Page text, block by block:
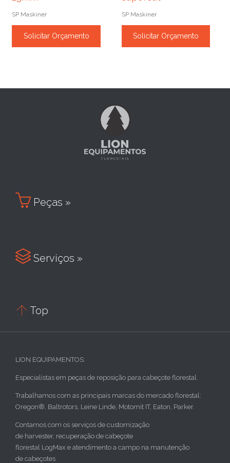
SP Maskiner
Solicitar Orçamento
SP Maskiner
Solicitar Orçamento
 Peças »
 Serviços »
 Top
LION EQUIPAMENTOS:
Especialistas em peças de reposição para cabeçote florestal.
Trabalhamos com as principais marcas do mercado florestal:
Oregon®, Baltrotors, Leine Linde, Motomit IT, Eaton, Parker.
Contamos com os serviços de customização
de harvester, recuperação de cabeçote
florestal LogMax e atendimento a campo na manutenção
de cabeçotes.